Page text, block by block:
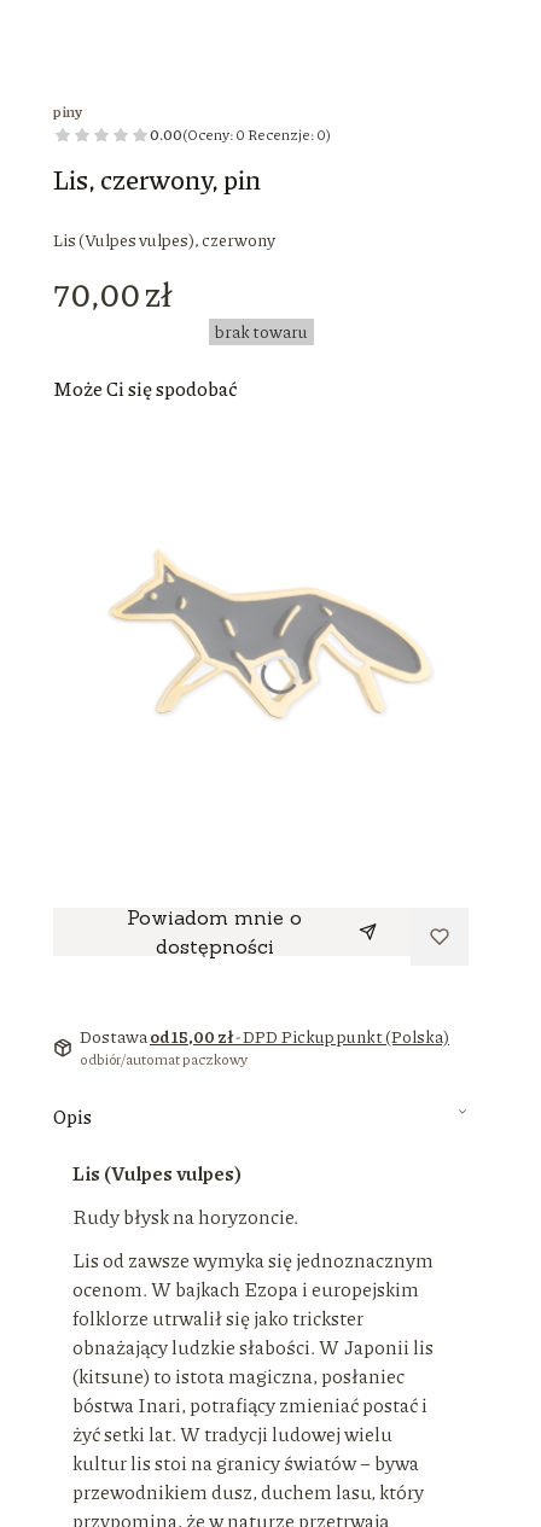
piny
0.00(Oceny: 0 Recenzje: 0)
Lis, czerwony, pin
Lis (Vulpes vulpes), czerwony
Cena
70,00 zł
brak towaru
Może Ci się spodobać
Powiadom mnie o
dostępności
Dostawaod 15,00 zł- DPD Pickup punkt (Polska)
odbiór/automat paczkowy
Opis
Lis (Vulpes vulpes)
Rudy błysk na horyzoncie.
Lis od zawsze wymyka się jednoznacznym
ocenom. W bajkach Ezopa i europejskim
folklorze utrwalił się jako trickster
obnażający ludzkie słabości. W Japonii lis
(kitsune) to istota magiczna, posłaniec
bóstwa Inari, potrafiący zmieniać postać i
żyć setki lat. W tradycji ludowej wielu
kultur lis stoi na granicy światów – bywa
przewodnikiem dusz, duchem lasu, który
przypomina, że w naturze przetrwają